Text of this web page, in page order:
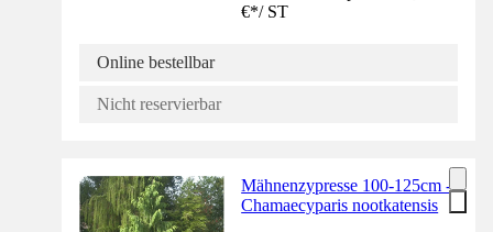
€*/ ST
Online bestellbar
Nicht reservierbar
Mähnenzypresse 100-125cm -
Chamaecyparis nootkatensis